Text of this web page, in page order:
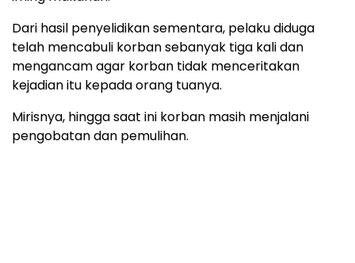
Dari hasil penyelidikan sementara, pelaku diduga
telah mencabuli korban sebanyak tiga kali dan
mengancam agar korban tidak menceritakan
kejadian itu kepada orang tuanya.
Mirisnya, hingga saat ini korban masih menjalani
pengobatan dan pemulihan.